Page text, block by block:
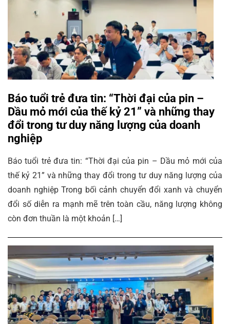
Báo tuổi trẻ đưa tin: “Thời đại của pin –
Dầu mỏ mới của thế kỷ 21” và những thay
đổi trong tư duy năng lượng của doanh
nghiệp
Báo tuổi trẻ đưa tin: “Thời đại của pin – Dầu mỏ mới của
thế kỷ 21” và những thay đổi trong tư duy năng lượng của
doanh nghiệp Trong bối cảnh chuyển đổi xanh và chuyển
đổi số diễn ra mạnh mẽ trên toàn cầu, năng lượng không
còn đơn thuần là một khoản […]